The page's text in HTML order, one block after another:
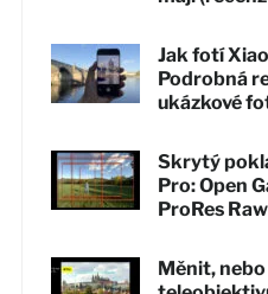
Jak fotí
Podrobná
ukázkové
Skrytý
Pro: Open
ProRes Raw
Měnit,